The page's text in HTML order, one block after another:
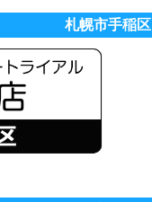
札幌市手稲区